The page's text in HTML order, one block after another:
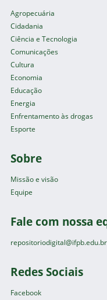
Agropecuária
Cidadania
Ciência e Tecnologia
Comunicações
Cultura
Economia
Educação
Energia
Enfrentamento às drogas
Esporte
Sobre
Missão e visão
Equipe
Fale com nossa
repositoriodigital@ifpb.edu.br
Redes Sociais
Facebook